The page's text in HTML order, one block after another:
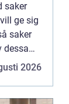
saker
ge sig
saker
dessa
2026